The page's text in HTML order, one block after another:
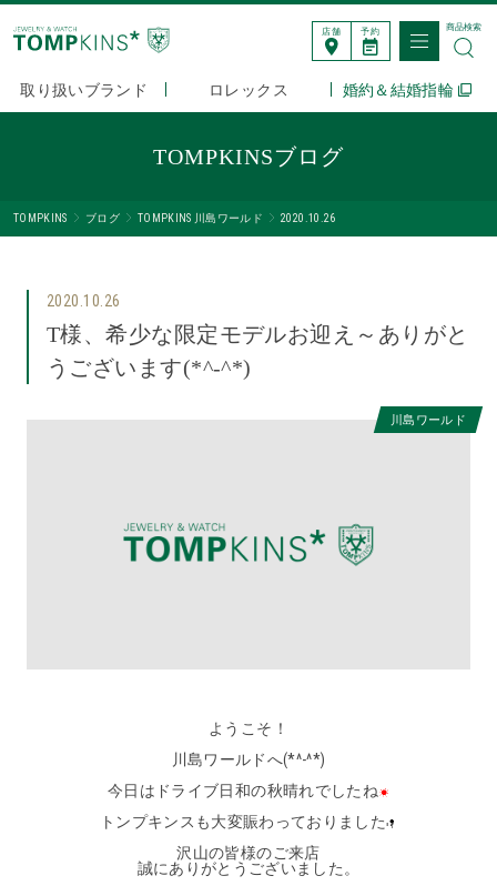
店舗 予約
取り扱いブランド ロレックス 婚約＆結婚指輪
商品検索
TOMPKINSブログ
TOMPKINS ブログ TOMPKINS 川島ワールド 2020.10.26
2020.10.26
T様、希少な限定モデルお迎え～ありがと
うございます(*^-^*)
川島ワールド
ようこそ！
川島ワールドへ(*^-^*)
今日はドライブ日和の秋晴れでしたね
トンプキンスも大変賑わっておりました
沢山の皆様のご来店
誠にありがとうございました。